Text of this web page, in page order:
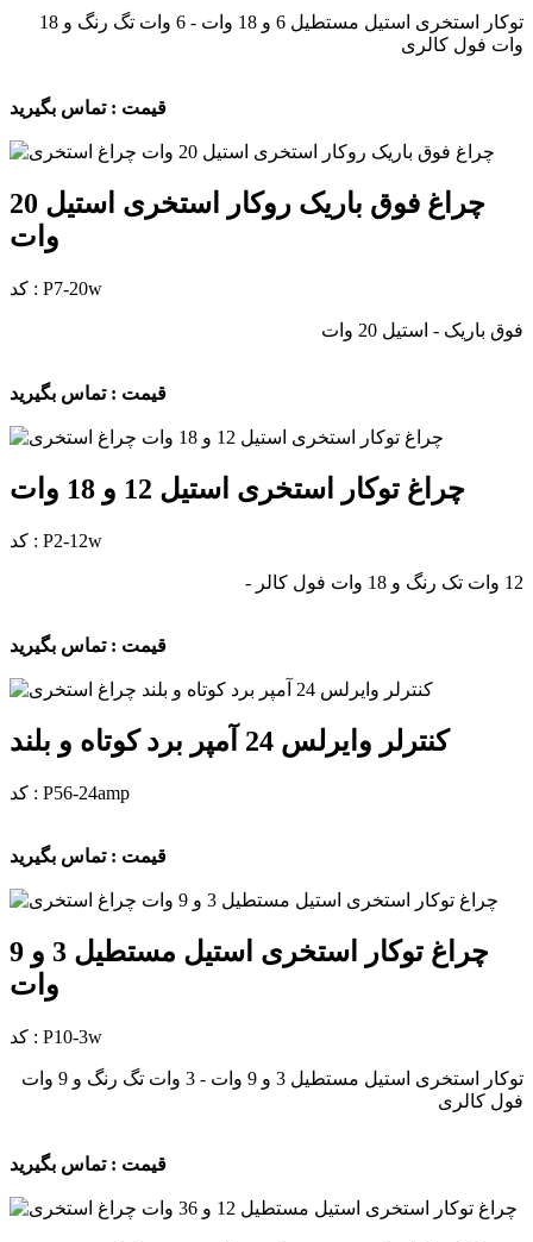
توکار استخری استیل مستطیل 6 و 18 وات - 6 وات تگ رنگ و 18
وات فول کالری
قیمت : تماس بگیرید
چراغ فوق باریک روکار استخری استیل 20
وات
کد : P7-20w
فوق باریک - استیل 20 وات
قیمت : تماس بگیرید
چراغ توکار استخری استیل 12 و 18 وات
کد : P2-12w
12 وات تک رنگ و 18 وات فول کالر -
قیمت : تماس بگیرید
کنترلر وایرلس 24 آمپر برد کوتاه و بلند
کد : P56-24amp
قیمت : تماس بگیرید
چراغ توکار استخری استیل مستطیل 3 و 9
وات
کد : P10-3w
توکار استخری استیل مستطیل 3 و 9 وات - 3 وات تگ رنگ و 9 وات
فول کالری
قیمت : تماس بگیرید